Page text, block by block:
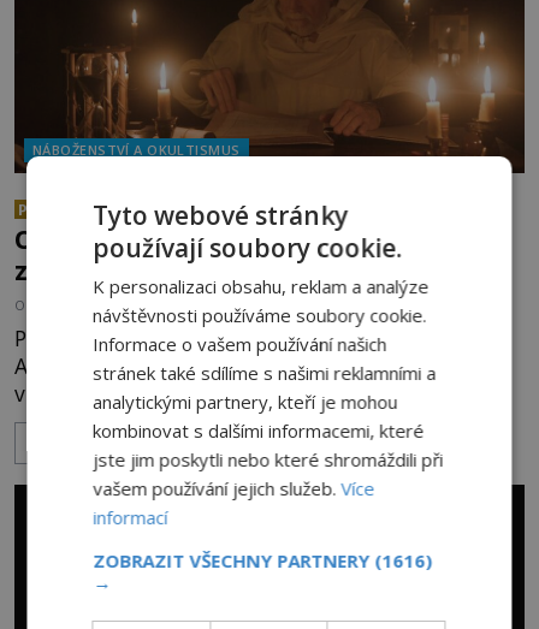
NÁBOŽENSTVÍ A OKULTISMUS
PREMIUM
Abramelinova magická kniha:
Obsahuje mocná kabalistická
zaříkávadla?
OD ANDREA ŠULCOVÁ 22.7.2026
Prostorná studovna židovského vzdělance
Abrahama z Wormsu je napěchovaná až po strop
vzácnými spisy. Vousatý učenec sedí za stolem a
před sebou má rozložený jeden z nejzáhadnějších
magických textů. Jde o Abramelinův grimoár, který
sám sepsal. Skutečně do něj zaznamenal mocná
kouzla, jak si někteří myslí, nebo jde o pouhou
pověru? Už šest měsíců pobývá
ZOBRAZIT VÍCE
Tyto webové stránky
používají soubory cookie.
K personalizaci obsahu, reklam a analýze
návštěvnosti používáme soubory cookie.
Informace o vašem používání našich
stránek také sdílíme s našimi reklamními a
analytickými partnery, kteří je mohou
kombinovat s dalšími informacemi, které
jste jim poskytli nebo které shromáždili při
vašem používání jejich služeb.Více
informací
ZOBRAZIT VŠECHNY PARTNERY (1616)
→